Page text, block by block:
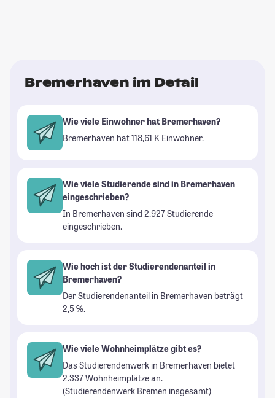
Bremerhaven im Detail
Wie viele Einwohner hat Bremerhaven?
Bremerhaven hat 118,61 K Einwohner.
Wie viele Studierende sind in Bremerhaven
eingeschrieben?
In Bremerhaven sind 2.927 Studierende
eingeschrieben.
Wie hoch ist der Studierendenanteil in
Bremerhaven?
Der Studierendenanteil in Bremerhaven beträgt
2,5 %.
Wie viele Wohnheimplätze gibt es?
Das Studierendenwerk in Bremerhaven bietet
2.337 Wohnheimplätze an.
(Studierendenwerk Bremen insgesamt)